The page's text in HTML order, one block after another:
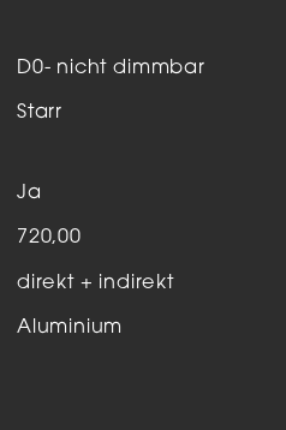
D0- nicht dimmbar
Starr
Ja
720,00
direkt + indirekt
Aluminium